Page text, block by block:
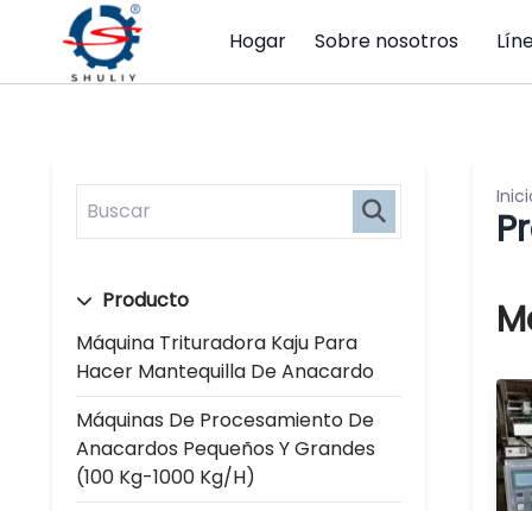
Hogar Sobre nosotros
Producto
Máquina Trituradora Kaju Para
Hacer Mantequilla De Anacardo
Máquinas De Procesamiento De
Anacardos Pequeños Y Grandes
(100 Kg-1000 Kg/h)